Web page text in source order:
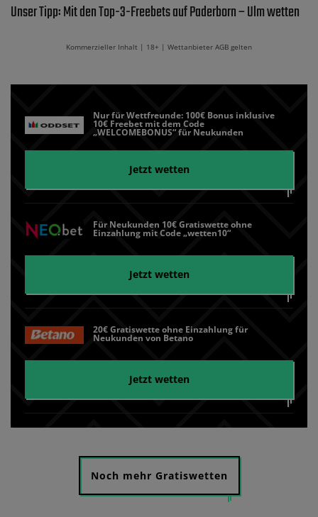
Unser Tipp: Mit den Top-3-Freebets auf Paderborn – Ulm wetten
Kommerzieller Inhalt | 18+ | Wettanbieter AGB gelten
Nur für Wettfreunde: 100€ Bonus inklusive
10€ Freebet mit dem Code
„WELCOMEBONUS“ für Neukunden
Jetzt wetten
Für Neukunden 10€ Gratiswette ohne
Einzahlung mit Code „wetten10“
Jetzt wetten
20€ Gratiswette ohne Einzahlung für
Neukunden von Betano
Jetzt wetten
Noch mehr Gratiswetten